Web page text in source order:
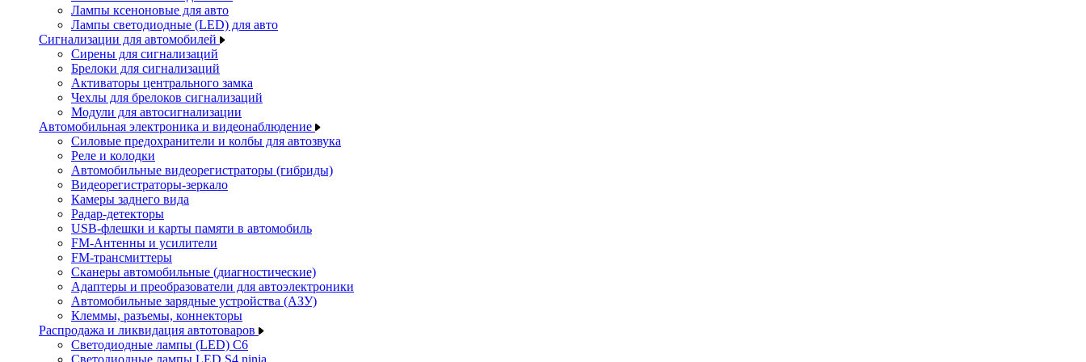
Лампы ксеноновые для авто
Лампы светодиодные (LED) для авто
Сигнализации для автомобилей
Сирены для сигнализаций
Брелоки для сигнализаций
Активаторы центрального замка
Чехлы для брелоков сигнализаций
Модули для автосигнализации
Автомобильная электроника и видеонаблюдение
Силовые предохранители и колбы для автозвука
Реле и колодки
Автомобильные видеорегистраторы (гибриды)
Видеорегистраторы-зеркало
Камеры заднего вида
Радар-детекторы
USB-флешки и карты памяти в автомобиль
FM-Антенны и усилители
FM-трансмиттеры
Сканеры автомобильные (диагностические)
Адаптеры и преобразователи для автоэлектроники
Автомобильные зарядные устройства (АЗУ)
Клеммы, разъемы, коннекторы
Распродажа и ликвидация автотоваров
Светодиодные лампы (LED) C6
Светодиодные лампы LED S4 ninja